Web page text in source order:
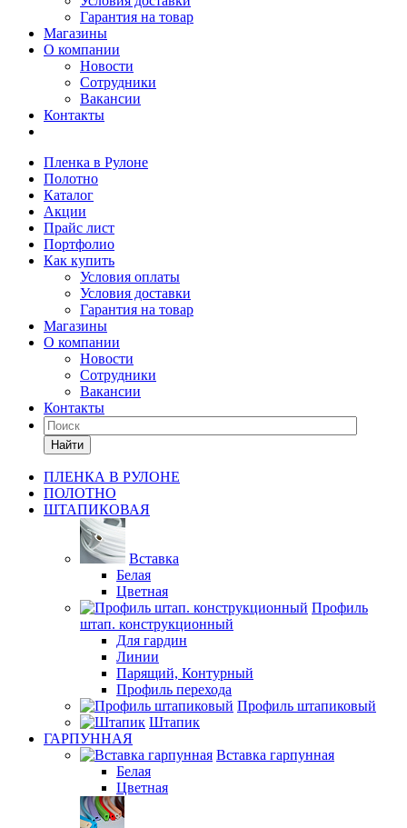
Гарантия на товар
Магазины
О компании
Новости
Сотрудники
Вакансии
Контакты
Пленка в Рулоне
Полотно
Каталог
Акции
Прайс лист
Портфолио
Как купить
Условия оплаты
Условия доставки
Гарантия на товар
Магазины
О компании
Новости
Сотрудники
Вакансии
Контакты
Найти
ПЛЕНКА В РУЛОНЕ
ПОЛОТНО
ШТАПИКОВАЯ
Вставка
Белая
Цветная
Профиль
штап. конструкционный
Для гардин
Линии
Парящий, Контурный
Профиль перехода
Профиль штапиковый
Штапик
ГАРПУННАЯ
Вставка гарпунная
Белая
Цветная